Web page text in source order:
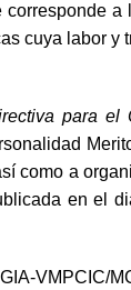
labor
para el
como a
en el
VMPCIC/